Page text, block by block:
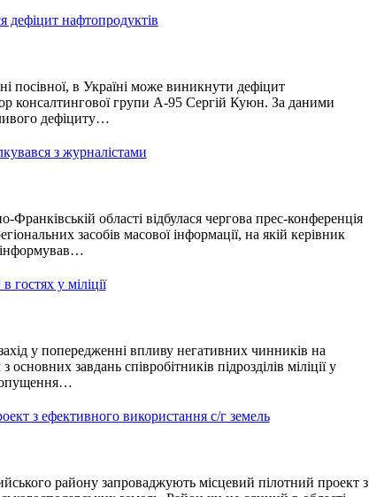
дефіцит нафтопродуктів
посівної, в Україні може виникнути дефіцит
консалтингової групи А-95 Сергій Куюн. За даними
дефіциту…
з журналістами
області відбулася чергова прес-конференція
засобів масової інформації, на якій керівник
гостях у міліції
у попередженні впливу негативних чинників на
завдань співробітників підрозділів міліції у
з ефективного використання с/г земель
району запроваджують місцевий пілотний проект з